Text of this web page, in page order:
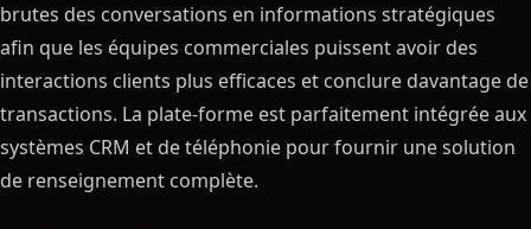
brutes des conversations en informations stratégiques
afin que les équipes commerciales puissent avoir des
interactions clients plus efficaces et conclure davantage de
transactions. La plate-forme est parfaitement intégrée aux
systèmes CRM et de téléphonie pour fournir une solution
de renseignement complète.